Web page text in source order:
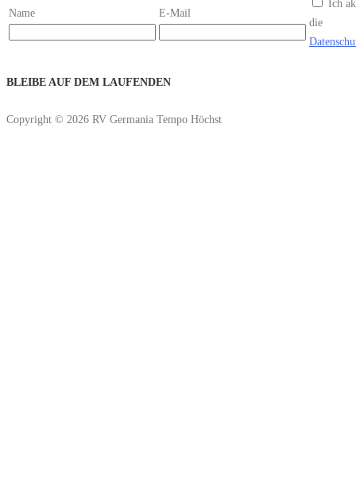
Name E-Mail
Ich
die
BLEIBE AUF DEM LAUFENDEN
Copyright © 2026 RV Germania Tempo Höchst